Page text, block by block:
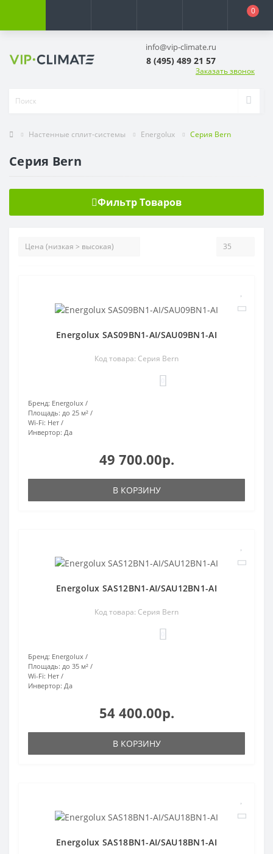
0
info@vip-climate.ru
8 (495) 489 21 57
Заказать звонок
Настенные сплит-системы Energolux Серия Bern
Серия Bern
Фильтр Товаров
Energolux SAS09BN1-AI/SAU09BN1-AI
Код товара: Серия Bern
Бренд: Energolux
Площадь: до 25 м²
Wi-Fi: Нет
Инвертор: Да
49 700.00р.
В КОРЗИНУ
Energolux SAS12BN1-AI/SAU12BN1-AI
Код товара: Серия Bern
Бренд: Energolux
Площадь: до 35 м²
Wi-Fi: Нет
Инвертор: Да
54 400.00р.
В КОРЗИНУ
Energolux SAS18BN1-AI/SAU18BN1-AI